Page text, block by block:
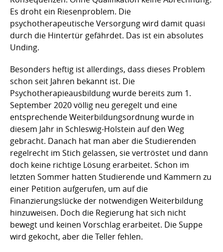
Es droht ein Riesenproblem. Die
psychotherapeutische Versorgung wird damit quasi
durch die Hintertür gefährdet. Das ist ein absolutes
Unding.
Besonders heftig ist allerdings, dass dieses Problem
schon seit Jahren bekannt ist. Die
Psychotherapieausbildung wurde bereits zum 1.
September 2020 völlig neu geregelt und eine
entsprechende Weiterbildungsordnung wurde in
diesem Jahr in Schleswig-Holstein auf den Weg
gebracht. Danach hat man aber die Studierenden
regelrecht im Stich gelassen, sie vertröstet und dann
doch keine richtige Lösung erarbeitet. Schon im
letzten Sommer hatten Studierende und Kammern zu
einer Petition aufgerufen, um auf die
Finanzierungslücke der notwendigen Weiterbildung
hinzuweisen. Doch die Regierung hat sich nicht
bewegt und keinen Vorschlag erarbeitet. Die Suppe
wird gekocht, aber die Teller fehlen.